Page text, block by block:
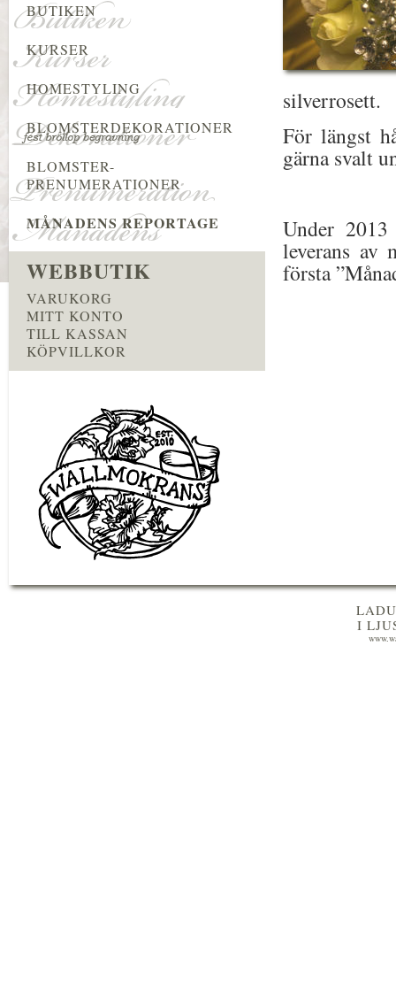
silverrosett.
För längst
gärna svalt
Under
leverans av
första
BUTIKEN
KURSER
HOMESTYLING
BLOMSTERDEKORATIONER
BLOMSTER-
PRENUMERATIONER
MÅNADENS REPORTAGE
WEBBUTIK
VARUKORG
MITT KONTO
TILL KASSAN
KÖPVILLKOR
I